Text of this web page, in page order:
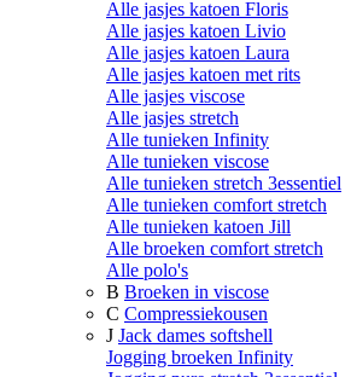
Alle jasjes katoen Floris
Alle jasjes katoen Livio
Alle jasjes katoen Laura
Alle jasjes katoen met rits
Alle jasjes viscose
Alle jasjes stretch
Alle tunieken Infinity
Alle tunieken viscose
Alle tunieken stretch 3essentiel
Alle tunieken comfort stretch
Alle tunieken katoen Jill
Alle broeken comfort stretch
Alle polo's
B Broeken in viscose
C Compressiekousen
J Jack dames softshell
Jogging broeken Infinity